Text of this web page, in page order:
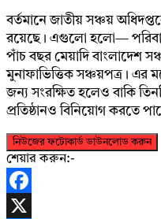
বর্তমানে জাতীয় সঞ্চয়
রয়েছে। এগুলো হলো—
পাঁচ বছর মেয়াদি বাংলাদেশ
মুনাফাভিত্তিক সঞ্চয়পত্র। এর
জন্য সংরক্ষিত হলেও বাকি
প্রতিষ্ঠানও বিনিয়োগ করতে
নিউজের ফটোকার্ড ডাউনলোড করুন
শেয়ার করুন:-
Facebook